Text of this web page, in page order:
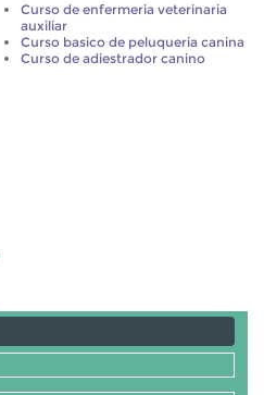
Curso de enfermeria veterinaria
auxiliar
Curso basico de peluqueria canina
Curso de adiestrador canino